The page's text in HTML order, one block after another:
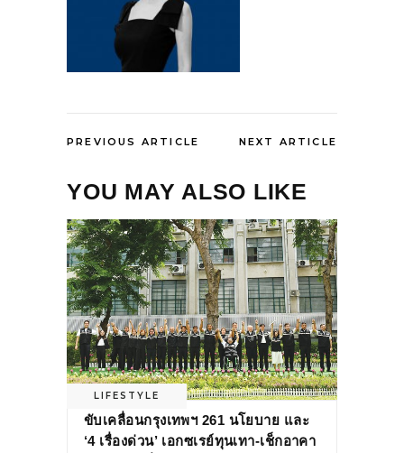
PREVIOUS ARTICLE NEXT ARTICLE
YOU MAY ALSO LIKE
LIFESTYLE
ขับเคลื่อนกรุงเทพฯ 261 นโยบาย และ
‘4 เรื่องด่วน’ เอกซเรย์ทุนเทา-เช็กอาคา